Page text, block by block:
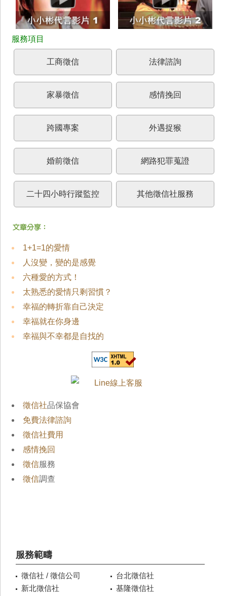
工商徵信 法律諮詢
家暴徵信 感情挽回
跨國專案 外遇捉猴
婚前徵信 網路犯罪蒐證
二十四小時行蹤監控 其他徵信社服務
1+1=1的愛情
人沒變，變的是感覺
六種愛的方式！
太熟悉的愛情只剩習慣？
幸福的轉折靠自己決定
幸福就在你身邊
幸福與不幸都是自找的
徵信社品保協會
免費法律諮詢
徵信社費用
感情挽回
徵信服務
徵信調查
服務範疇
徵信社 / 徵信公司
台北徵信社
新北徵信社
基隆徵信社